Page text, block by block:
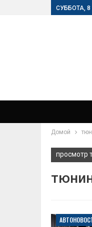
СУББОТА, 8
Домой
просмотр